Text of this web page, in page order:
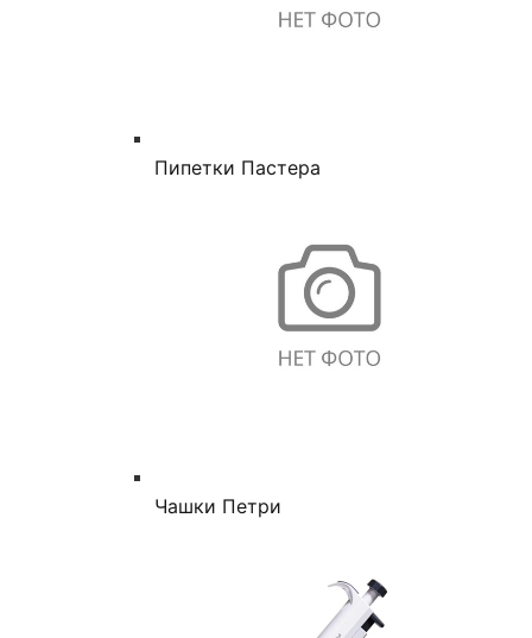
Пипетки Пастера
Чашки Петри